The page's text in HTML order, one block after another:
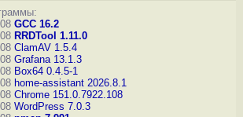
GCC 16.2
RRDTool 1.11.0
ClamAV 1.5.4
Grafana 13.1.3
Box64 0.4.5-1
home-assistant 2026.8.1
Chrome 151.0.7922.108
WordPress 7.0.3